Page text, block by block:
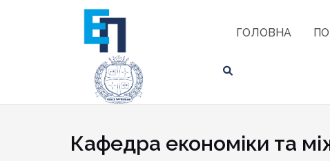
ГОЛОВНА
Кафедра економіки та